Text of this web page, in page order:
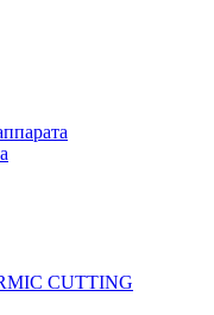
CUTTING